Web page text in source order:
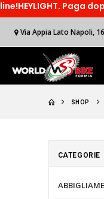
dopo, sorridi
Via Appia Lato Napoli,
SHOP
CATEGORIE